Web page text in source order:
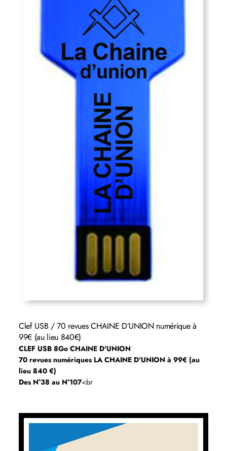
Clef USB / 70 revues CHAINE D’UNION numérique à
99€ (au lieu 840€)
CLEF USB 8Go CHAINE D'UNION
70 revues numériques LA CHAINE D'UNION à 99€ (au
lieu 840 €)
Des N°38 au N°107<br